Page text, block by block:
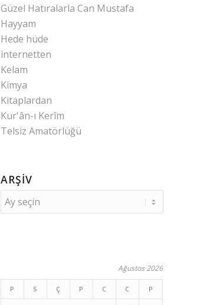
Güzel Hatıralarla Can Mustafa
Hayyam
Hede hüde
internetten
Kelam
Kimya
Kitaplardan
Kur'ân-ı Kerîm
Telsiz Amatörlüğü
ARŞIV
Ağustos 2026
P S Ç P C C P